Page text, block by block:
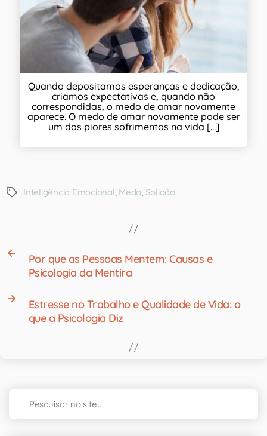
Quando depositamos esperanças e dedicação,
criamos expectativas e, quando não
correspondidas, o medo de amar novamente
aparece. O medo de amar novamente pode ser
um dos piores sofrimentos na vida [...]
Inteligência Emocional Medo Solidão
←
Por que as Pessoas Mentem: Causas e
Psicologia da Mentira
→
Estresse no Trabalho e Qualidade de Vida: o
que a Psicologia Diz